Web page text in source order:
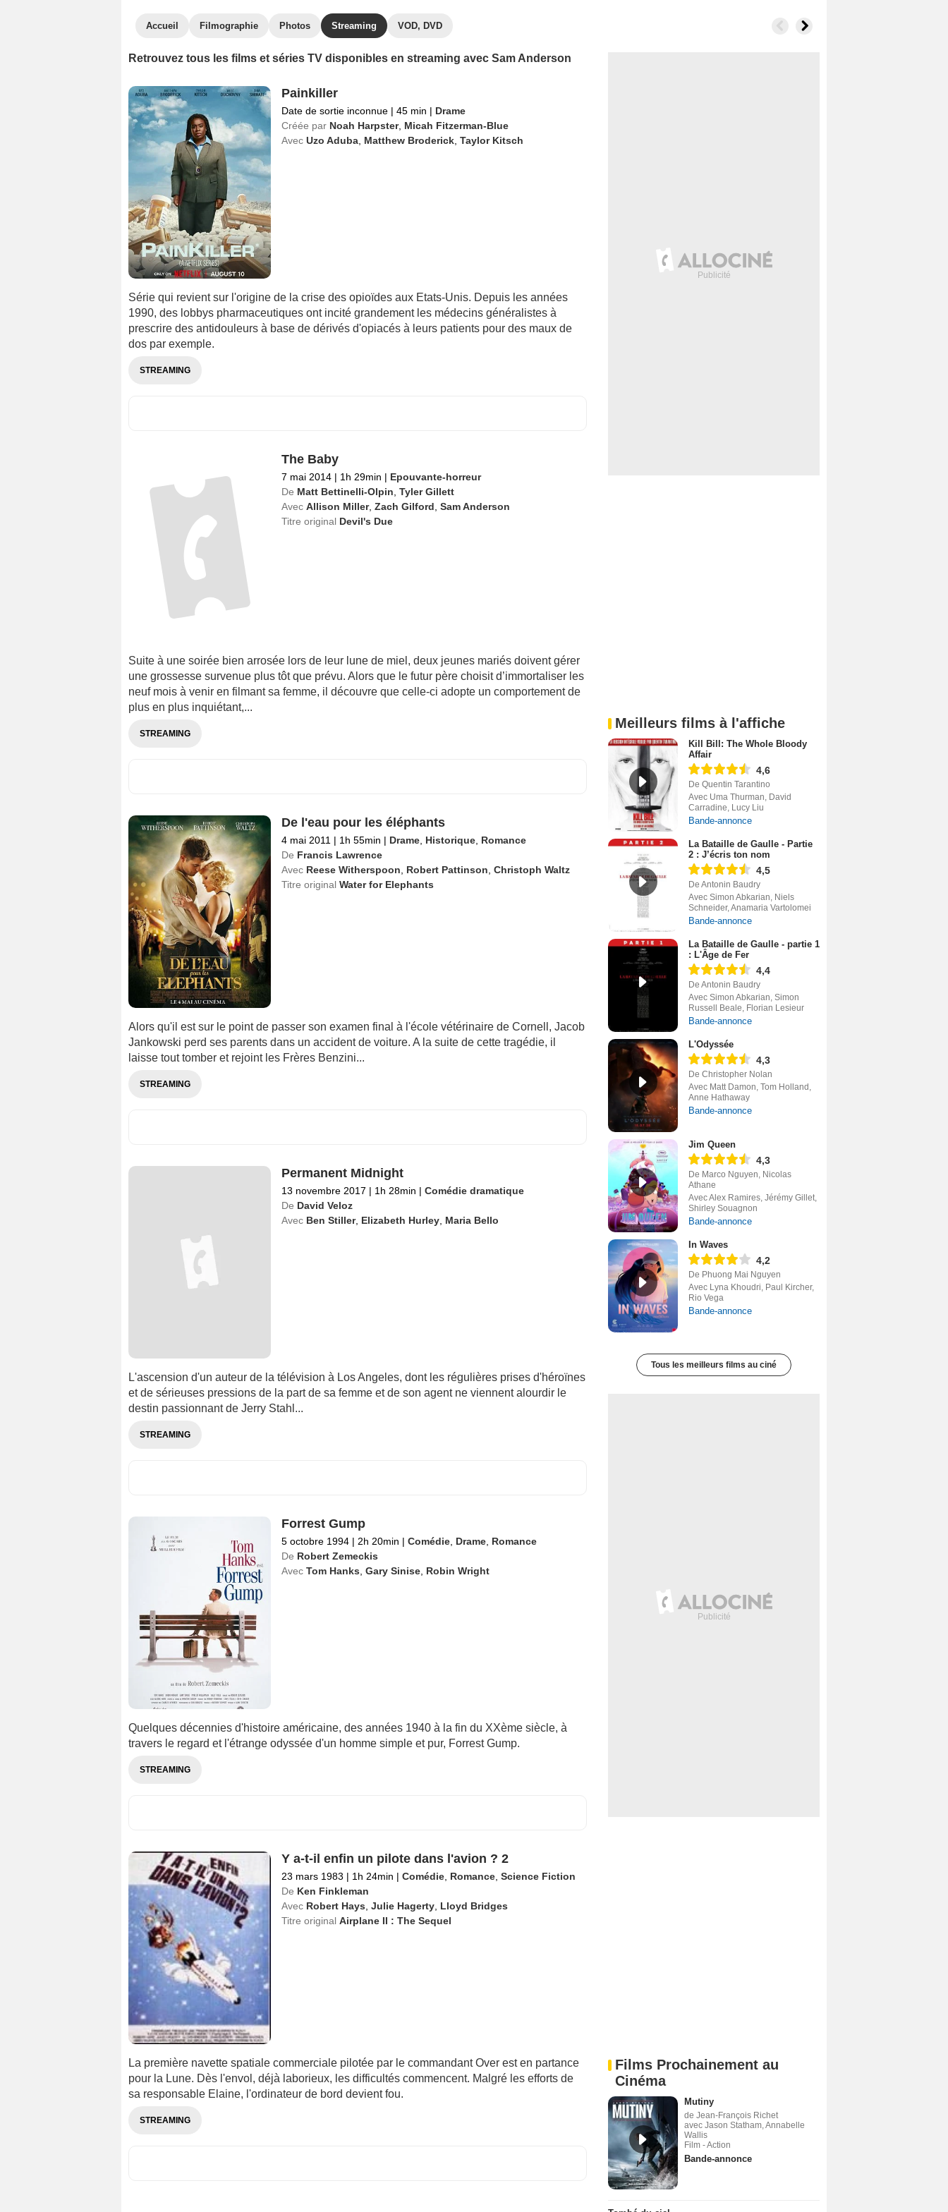
Accueil Filmographie Photos Streaming VOD, DVD
Retrouvez tous les films et séries TV disponibles en streaming avec Sam Anderson
Painkiller
Date de sortie inconnue | 45 min | Drame
Créée par Noah Harpster, Micah Fitzerman-Blue
Avec Uzo Aduba, Matthew Broderick, Taylor Kitsch
Série qui revient sur l'origine de la crise des opioïdes aux Etats-Unis. Depuis les années
1990, des lobbys pharmaceutiques ont incité grandement les médecins généralistes à
prescrire des antidouleurs à base de dérivés d'opiacés à leurs patients pour des maux de
dos par exemple.
STREAMING
The Baby
7 mai 2014 | 1h 29min | Epouvante-horreur
De Matt Bettinelli-Olpin Tyler Gillett
Avec Allison Miller, Zach Gilford Sam Anderson
Titre original Devil's Due
Suite à une soirée bien arrosée lors de leur lune de miel, deux jeunes mariés doivent gérer
une grossesse survenue plus tôt que prévu. Alors que le futur père choisit d’immortaliser les
neuf mois à venir en filmant sa femme, il découvre que celle-ci adopte un comportement de
plus en plus inquiétant,...
STREAMING
De l'eau pour les éléphants
4 mai 2011 1h 55min Drame, Historique, Romance
De Francis Lawrence
Avec Reese Witherspoon, Robert Pattinson, Christoph Waltz
Titre original Water for Elephants
Alors qu'il est sur le point de passer son examen final à l'école vétérinaire de Cornell, Jacob
Jankowski perd ses parents dans un accident de voiture. A la suite de cette tragédie, il
laisse tout tomber et rejoint les Frères Benzini...
STREAMING
Permanent Midnight
13 novembre 2017 1h 28min
Comédie dramatique
De David Veloz
Avec Ben Stiller, Elizabeth Hurley, Maria Bello
L'ascension d'un auteur de la télévision à Los Angeles, dont les régulières prises d'héroïnes
et de sérieuses pressions de la part de sa femme et de son agent ne viennent alourdir le
destin passionnant de Jerry Stahl...
STREAMING
Forrest Gump
5 octobre 1994 | 2h 20min | Comédie, Drame, Romance
De Robert Zemeckis
Avec Tom Hanks, Gary Sinise, Robin Wright
Quelques décennies d'histoire américaine, des années 1940 à la fin du XXème siècle, à
travers le regard et l'étrange odyssée d'un homme simple et pur, Forrest Gump.
STREAMING
Y a-t-il enfin un pilote dans l'avion ? 2
23 mars 1983 | 1h 24min | Comédie, Romance, Science Fiction
De Ken Finkleman
Avec Robert Hays, Julie Hagerty, Lloyd Bridges
Titre original Airplane II : The Sequel
La première navette spatiale commerciale pilotée par le commandant Over est en partance
pour la Lune. Dès l'envol, déjà laborieux, les difficultés commencent. Malgré les efforts de
sa responsable Elaine, l'ordinateur de bord devient fou.
STREAMING
Meilleurs films à l'affiche
Kill Bill: The Whole Bloody
Affair
4,6
De Quentin Tarantino
Avec Uma Thurman, David
Carradine, Lucy Liu
Bande-annonce
La Bataille de Gaulle - Partie
2 : J’écris ton nom
4,5
De Antonin Baudry
Avec Simon Abkarian, Niels
Schneider, Anamaria Vartolomei
Bande-annonce
La Bataille de Gaulle - partie 1
: L'Âge de Fer
4,4
De Antonin Baudry
Avec Simon Abkarian, Simon
Russell Beale, Florian Lesieur
Bande-annonce
L'Odyssée
4,3
De Christopher Nolan
Avec Matt Damon, Tom Holland,
Anne Hathaway
Bande-annonce
Jim Queen
4,3
De Marco Nguyen, Nicolas
Athane
Avec Alex Ramires, Jérémy Gillet,
Shirley Souagnon
Bande-annonce
In Waves
4,2
De Phuong Mai Nguyen
Avec Lyna Khoudri, Paul Kircher,
Rio Vega
Bande-annonce
Tous les meilleurs films au ciné
Films Prochainement au
Cinéma
Mutiny
de Jean-François Richet
avec Jason Statham, Annabelle
Wallis
Film - Action
Bande-annonce